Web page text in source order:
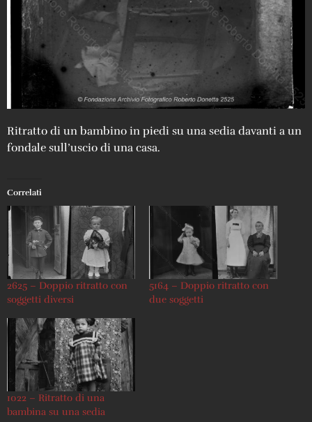
Ritratto di un bambino in piedi su una sedia davanti a un
fondale sull’uscio di una casa.
Correlati
2625 – Doppio ritratto con
soggetti diversi
5164 – Doppio ritratto con
due soggetti
1022 – Ritratto di una
bambina su una sedia